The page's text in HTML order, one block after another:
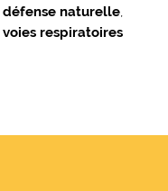
défense naturelle,
voies respiratoires